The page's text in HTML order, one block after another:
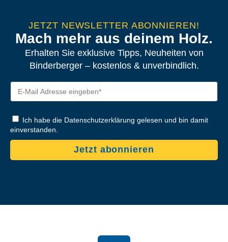
JETZT NEWSLETTER ABONNIEREN!
Mach mehr aus deinem Holz.
Erhalten Sie exklusive Tipps, Neuheiten von
Binderberger – kostenlos & unverbindlich.
Ich habe die Datenschutzerklärung gelesen und bin damit
einverstanden.
Jetzt abonnieren